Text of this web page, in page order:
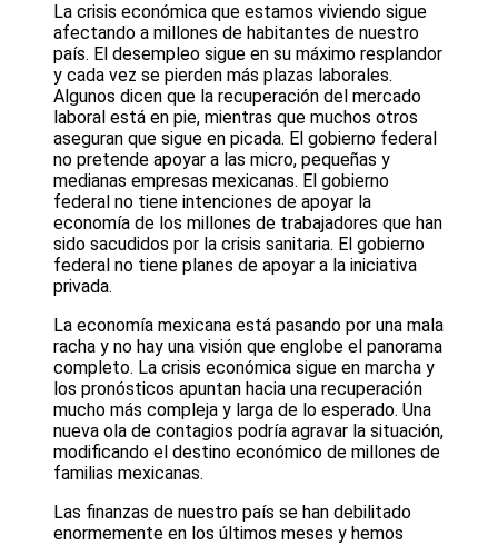
La crisis económica que estamos viviendo sigue
afectando a millones de habitantes de nuestro
país. El desempleo sigue en su máximo resplandor
y cada vez se pierden más plazas laborales.
Algunos dicen que la recuperación del mercado
laboral está en pie, mientras que muchos otros
aseguran que sigue en picada. El gobierno federal
no pretende apoyar a las micro, pequeñas y
medianas empresas mexicanas. El gobierno
federal no tiene intenciones de apoyar la
economía de los millones de trabajadores que han
sido sacudidos por la crisis sanitaria. El gobierno
federal no tiene planes de apoyar a la iniciativa
privada.
La economía mexicana está pasando por una mala
racha y no hay una visión que englobe el panorama
completo. La crisis económica sigue en marcha y
los pronósticos apuntan hacia una recuperación
mucho más compleja y larga de lo esperado. Una
nueva ola de contagios podría agravar la situación,
modificando el destino económico de millones de
familias mexicanas.
Las finanzas de nuestro país se han debilitado
enormemente en los últimos meses y hemos